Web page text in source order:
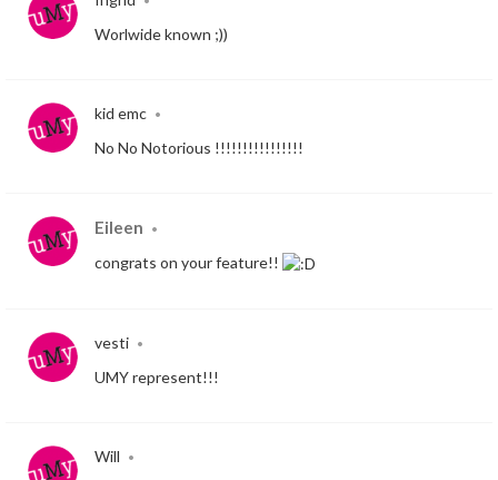
Worlwide known ;))
kid emc •
No No Notorious !!!!!!!!!!!!!!!!
Eileen •
congrats on your feature!!
vesti •
UMY represent!!!
Will •